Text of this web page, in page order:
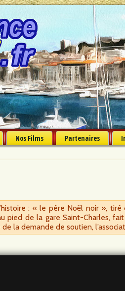
Nos Films Partenaires
: « le père Noël noir »,
pied de la gare Saint-Charles,
la demande de soutien,